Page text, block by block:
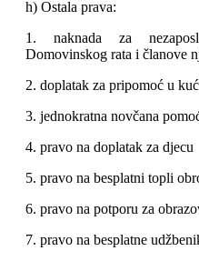
h) Ostala prava:
1. naknada za
Domovinskog rata i članove
2. doplatak za pripomoć u
3. jednokratna novčana
4. pravo na doplatak za djecu
5. pravo na besplatni topli
6. pravo na potporu za
7. pravo na besplatne